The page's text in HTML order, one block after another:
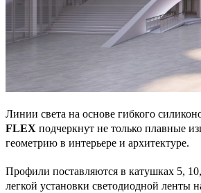
Линии света на основе гибкого
FLEX подчеркнут не только плавные
геометрию в интерьере и архитектуре.
Профили поставляются в катушках 5,
легкой установки светодиодной ленты